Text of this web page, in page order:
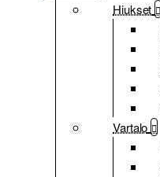
Hiukset
Vartalo